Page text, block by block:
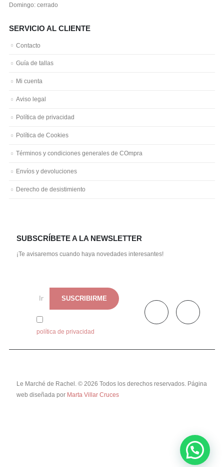
Domingo: cerrado
SERVICIO AL CLIENTE
Contacto
Guía de tallas
Mi cuenta
Aviso legal
Política de privacidad
Política de Cookies
Términos y condiciones generales de COmpra
Envíos y devoluciones
Derecho de desistimiento
SUBSCRÍBETE A LA NEWSLETTER
¡Te avisaremos cuando haya novedades interesantes!
política de privacidad
Le Marché de Rachel. © 2026 Todos los derechos reservados. Página
web diseñada por Marta Villar Cruces